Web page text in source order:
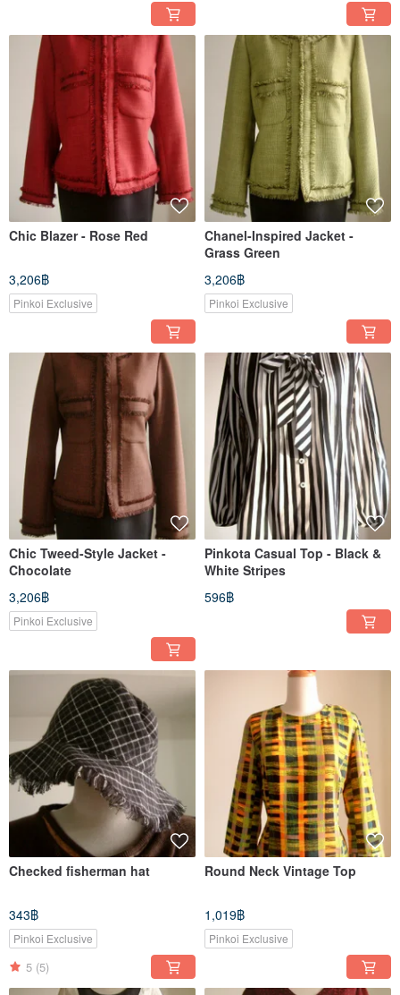
Chic Blazer - Rose Red
3,206฿
Pinkoi Exclusive
Chanel-Inspired Jacket -
Grass Green
3,206฿
Pinkoi Exclusive
Chic Tweed-Style Jacket -
Chocolate
3,206฿
Pinkoi Exclusive
Pinkota Casual Top - Black &
White Stripes
596฿
Checked fisherman hat
343฿
Pinkoi Exclusive
5 (5)
Round Neck Vintage Top
1,019฿
Pinkoi Exclusive